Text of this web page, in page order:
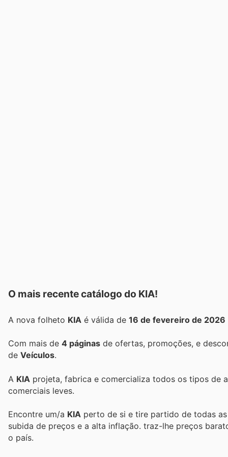
O mais recente catálogo do KIA!
A nova folheto KIA é válida de 16 de fevereiro de 2026
Com mais de 4 páginas de ofertas, promoções, e
de Veículos.
A KIA projeta, fabrica e comercializa todos os tipos de
comerciais leves.
Encontre um/a KIA perto de si e tire partido de todas
subida de preços e a alta inflação. traz-lhe preços
o país.